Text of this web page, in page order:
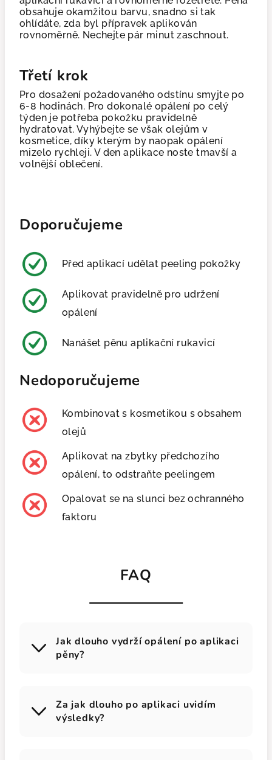
obsahuje okamžitou barvu, snadno si tak
ohlídáte, zda byl přípravek aplikován
rovnoměrně. Nechejte pár minut zaschnout.
Třetí krok
Pro dosažení požadovaného odstínu smyjte po
6-8 hodinách. Pro dokonalé opálení po celý
týden je potřeba pokožku pravidelně
hydratovat. Vyhýbejte se však olejům v
kosmetice, díky kterým by naopak opálení
mizelo rychleji. V den aplikace noste tmavší a
volnější oblečení.
Doporučujeme
Před aplikací udělat peeling pokožky
Aplikovat pravidelně pro udržení
opálení
Nanášet pěnu aplikační rukavicí
Nedoporučujeme
Kombinovat s kosmetikou s obsahem
olejů
Aplikovat na zbytky předchozího
opálení, to odstraňte peelingem
Opalovat se na slunci bez ochranného
faktoru
FAQ
Jak dlouho vydrží opálení po aplikaci
pěny?
Za jak dlouho po aplikaci uvidím
výsledky?